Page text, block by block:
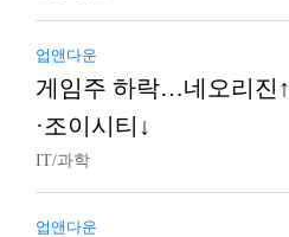
업앤다운
게임주 하락…네오리진↑
·조이시티↓
IT/과학
업앤다운